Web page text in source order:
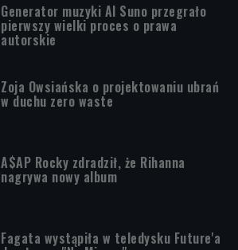
Generator muzyki AI Suno przegrało
pierwszy wielki proces o prawa
autorskie
Zoja Owsiańska o projektowaniu ubrań
w duchu zero waste
A$AP Rocky zdradził, że Rihanna
nagrywa nowy album
Fagata wystąpiła w teledysku Future'a